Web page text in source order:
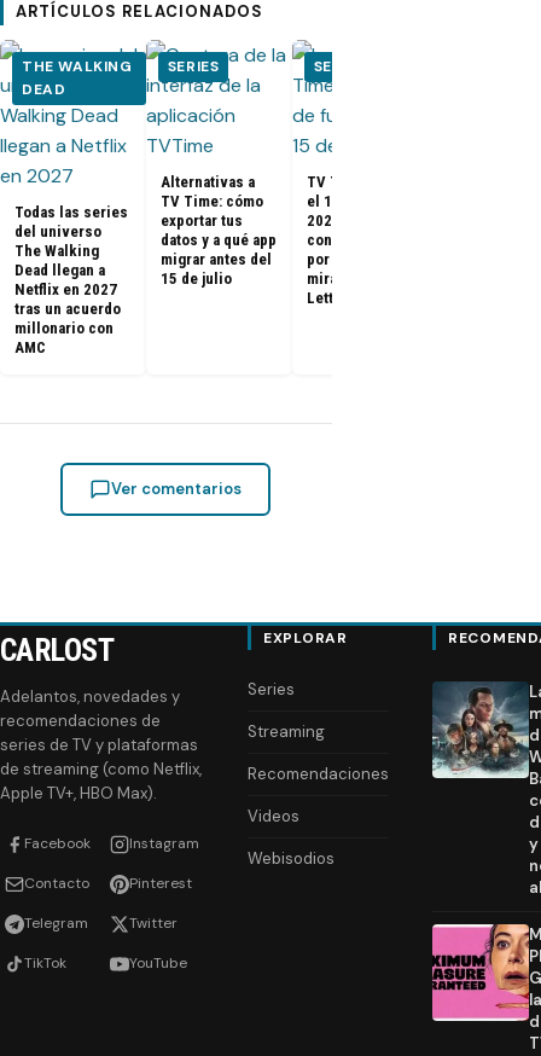
ARTÍCULOS RELACIONADOS
THE WALKING
DEAD
Todas las series
del universo
The Walking
Dead llegan a
Netflix en 2027
tras un acuerdo
millonario con
AMC
SERIES
Alternativas a
TV Time: cómo
exportar tus
datos y a qué app
migrar antes del
15 de julio
SERIES
TV Time cierra
el 15 de julio de
2026: qué pasa
con tus datos y
por qué todos
miran a
Letterboxd
Ver comentarios
CARLOST
Adelantos, novedades y
recomendaciones de
series de TV y plataformas
de streaming (como Netflix,
Apple TV+, HBO Max).
Facebook Instagram
Contacto Pinterest
Telegram Twitter
TikTok YouTube
EXPLORAR
Series
Streaming
Recomendaciones
Videos
Webisodios
y